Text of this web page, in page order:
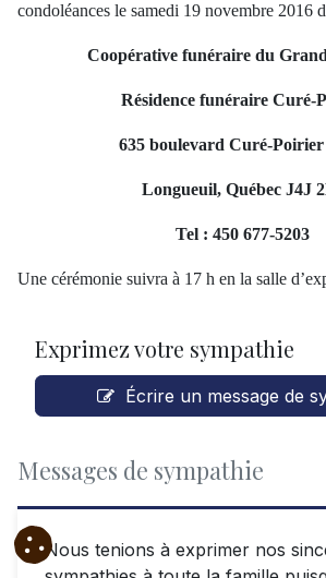
condoléances le samedi 19 novembre 2016
Coopérative funéraire du
Résidence funéraire Curé-
635 boulevard Curé-Poirier
Longueuil, Québec J4J
Tel : 450 677-5203
Une cérémonie suivra à 17 h en la salle
Exprimez votre sympathie
Écrire un message de
Messages de sympathie
Nous tenions à exprimer nos